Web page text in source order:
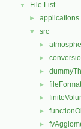
▼ File List
► applications
▼ src
►
►
►
►
►
►
►